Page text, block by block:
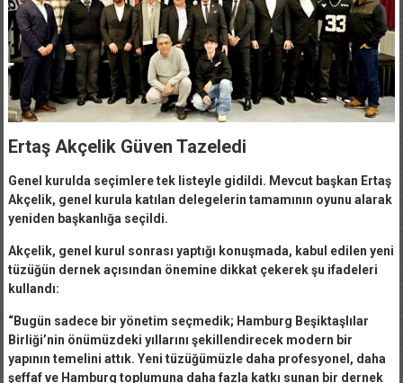
Ertaş Akçelik Güven Tazeledi
Genel kurulda seçimlere tek listeyle gidildi. Mevcut başkan Ertaş
Akçelik, genel kurula katılan delegelerin tamamının oyunu alarak
yeniden başkanlığa seçildi.
Akçelik, genel kurul sonrası yaptığı konuşmada, kabul edilen yeni
tüzüğün dernek açısından önemine dikkat çekerek şu ifadeleri
kullandı:
“Bugün sadece bir yönetim seçmedik; Hamburg Beşiktaşlılar
Birliği’nin önümüzdeki yıllarını şekillendirecek modern bir
yapının temelini attık. Yeni tüzüğümüzle daha profesyonel, daha
şeffaf ve Hamburg toplumuna daha fazla katkı sunan bir dernek